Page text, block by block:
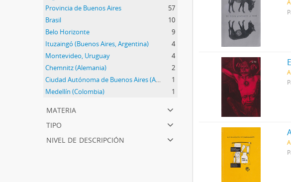
Provincia de Buenos Aires
57
Brasil
10
Belo Horizonte
9
Ituzaingó (Buenos Aires, Argentina)
4
Montevideo, Uruguay
4
Chemnitz (Alemania)
2
Ciudad Autónoma de Buenos Aires (Argentina)
1
Medellín (Colombia)
1
materia
tipo
nivel de descripción